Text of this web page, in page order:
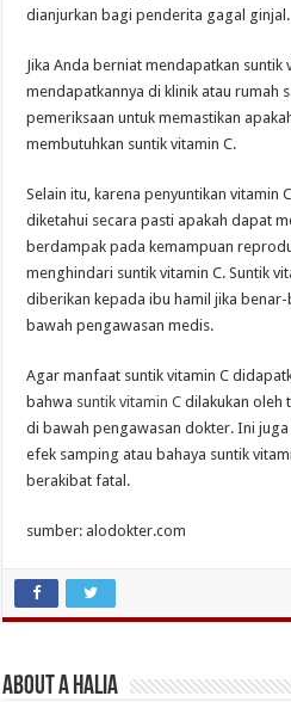
dianjurkan bagi penderita gagal ginjal.
Jika Anda berniat mendapatkan suntik
mendapatkannya di klinik atau rumah
pemeriksaan untuk memastikan
membutuhkan suntik vitamin C.
Selain itu, karena penyuntikan vitamin
diketahui secara pasti apakah dapat
berdampak pada kemampuan
menghindari suntik vitamin C. Suntik
diberikan kepada ibu hamil jika
bawah pengawasan medis.
Agar manfaat suntik vitamin C
bahwa suntik vitamin C dilakukan oleh
di bawah pengawasan dokter. Ini
efek samping atau bahaya suntik
berakibat fatal.
sumber: alodokter.com
About A Halia